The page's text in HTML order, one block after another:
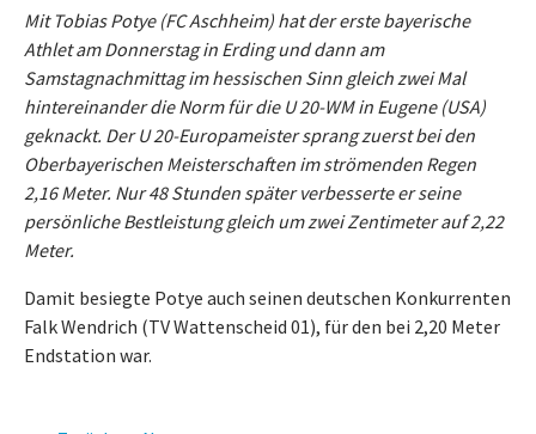
Mit Tobias Potye (FC Aschheim) hat der erste bayerische
Athlet am Donnerstag in Erding und dann am
Samstagnachmittag im hessischen Sinn gleich zwei Mal
hintereinander die Norm für die U 20-WM in Eugene (USA)
geknackt. Der U 20-Europameister sprang zuerst bei den
Oberbayerischen Meisterschaften im strömenden Regen
2,16 Meter. Nur 48 Stunden später verbesserte er seine
persönliche Bestleistung gleich um zwei Zentimeter auf 2,22
Meter.
Damit besiegte Potye auch seinen deutschen Konkurrenten
Falk Wendrich (TV Wattenscheid 01), für den bei 2,20 Meter
Endstation war.